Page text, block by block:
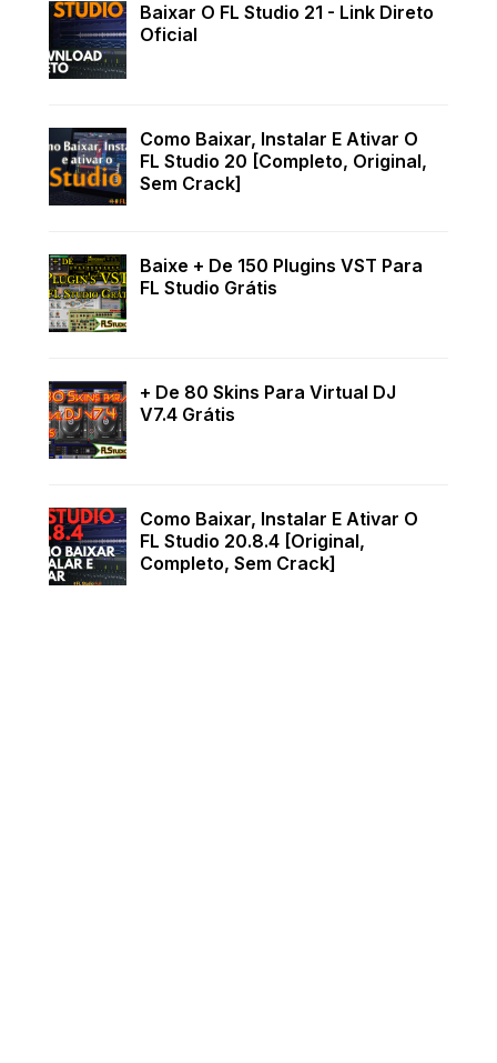
Baixar O FL Studio 21 - Link Direto
Oficial
Como Baixar, Instalar E Ativar O
FL Studio 20 [Completo, Original,
Sem Crack]
Baixe + De 150 Plugins VST Para
FL Studio Grátis
+ De 80 Skins Para Virtual DJ
V7.4 Grátis
Como Baixar, Instalar E Ativar O
FL Studio 20.8.4 [Original,
Completo, Sem Crack]